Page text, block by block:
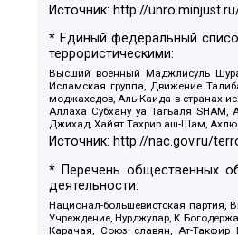
Источник: http://
* Единый федеральный
террористическими:
Высший военный Маджлисуль
Исламская группа, Движение
моджахедов, Аль-Каида в странах
Аллаха Субхану уа Тагьаля
Джихад, Хайят Тахрир аш-Шам,
Источник:http://nac.gov.ru/
* Перечень общественных
деятельности:
Национал-большевистская
Учреждение, Нурджулар, К
Карачая, Союз славян, Ат-Такфир